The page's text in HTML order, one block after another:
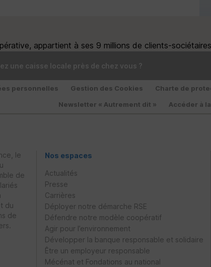
appartient à ses 9 millions de clients-
une caisse locale près de chez vous ?
personnelles Gestion des Cookies Charte de
Newsletter « Autrement dit »
Accéder à
le
de
du
de
Nos espaces
Actualités
Presse
Carrières
Déployer notre démarche RSE
Défendre notre modèle coopératif
Agir pour l’environnement
Développer la banque responsable et solidaire
Être un employeur responsable
Mécénat et Fondations au national